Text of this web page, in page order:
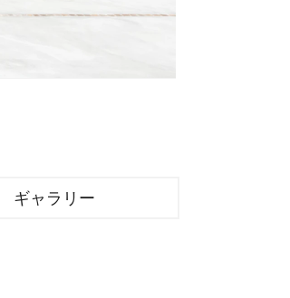
ギャラリー